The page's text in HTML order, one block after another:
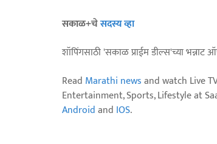
सकाळ+चेसदस्य व्हा
शॉपिंगसाठी 'सकाळ प्राईम डील्स'च्या भन्नाट
Read Marathi newsand watch Live
Entertainment, Sports, Lifestyle at
Androidand IOS.